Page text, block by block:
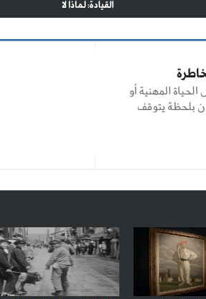
القيادة: لماذا لا
المهنية أو
بلحظة يتوقف